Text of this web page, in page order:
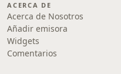
ACERCA DE
Acerca de Nosotros
Añadir emisora
Widgets
Comentarios